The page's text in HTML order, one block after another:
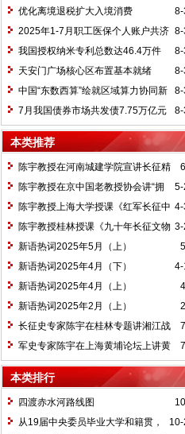
鉴赏》
8-
优化离境退税扩大入境消费
8-
2025年1-7月职工医保个人账户共济
2.31亿人次 共济金额304.57亿元
8-
我国授权纳米专利总数达46.4万件
8-
天安门广场核心区布置基本就绪
8-
中国“东数西算”绘就区域算力协同新
图景
8-
7月我国债券市场共发债7.75万亿元
本类推荐
陈宇教授在河南城建学院宣讲长征精
神及红25军长征史
5-
陈宇教授在京中国老教授协会讲“拥
抱中华新文明”
4-
陈宇教授上海大学授课《红军长征中
的黄埔师生》
3-
陈宇教授桂林授课《九十年长征文物
鉴赏》
新语热词2025年5月（上）
4-
新语热词2025年4月（下）
新语热词2025年4月（上）
新语热词2025年2月（上）
长征史专家陈宇在桂林专题讲湘江战
役精神
军史专家陈宇在上海黄埔论坛上讲黄
埔精神与国家统一大业
本类排行
四渡赤水河路线图
从19届中央委员毕业大学和籍贯，